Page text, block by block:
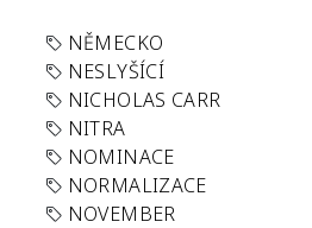
NĚMECKO
NESLYŠÍCÍ
NICHOLAS CARR
NITRA
NOMINACE
NORMALIZACE
NOVEMBER